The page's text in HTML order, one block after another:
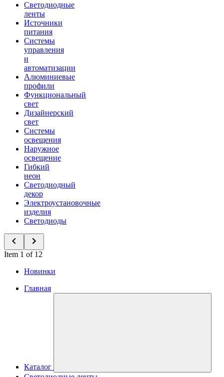
Светодиодные
ленты
Источники
питания
Системы
управления
и
автоматизации
Алюминиевые
профили
Функциональный
свет
Дизайнерский
свет
Системы
освещения
Наружное
освещение
Гибкий
неон
Светодиодный
декор
Электроустановочные
изделия
Светодиоды
Item 1 of 12
Новинки
Главная
Каталог